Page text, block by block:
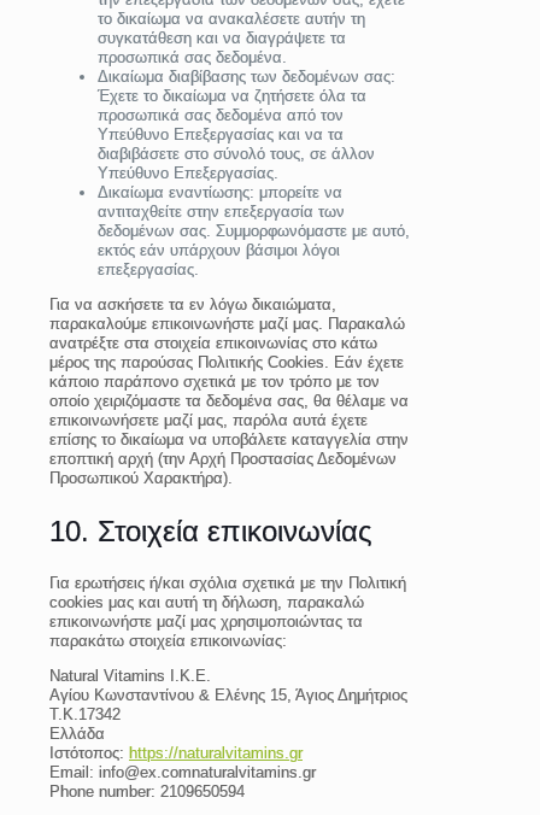
το δικαίωμα να ανακαλέσετε αυτήν τη
συγκατάθεση και να διαγράψετε τα
προσωπικά σας δεδομένα.
Δικαίωμα διαβίβασης των δεδομένων σας:
Έχετε το δικαίωμα να ζητήσετε όλα τα
προσωπικά σας δεδομένα από τον
Υπεύθυνο Επεξεργασίας και να τα
διαβιβάσετε στο σύνολό τους, σε άλλον
Υπεύθυνο Επεξεργασίας.
Δικαίωμα εναντίωσης: μπορείτε να
αντιταχθείτε στην επεξεργασία των
δεδομένων σας. Συμμορφωνόμαστε με αυτό,
εκτός εάν υπάρχουν βάσιμοι λόγοι
επεξεργασίας.
Για να ασκήσετε τα εν λόγω δικαιώματα,
παρακαλούμε επικοινωνήστε μαζί μας. Παρακαλώ
ανατρέξτε στα στοιχεία επικοινωνίας στο κάτω
μέρος της παρούσας Πολιτικής Cookies. Εάν έχετε
κάποιο παράπονο σχετικά με τον τρόπο με τον
οποίο χειριζόμαστε τα δεδομένα σας, θα θέλαμε να
επικοινωνήσετε μαζί μας, παρόλα αυτά έχετε
επίσης το δικαίωμα να υποβάλετε καταγγελία στην
εποπτική αρχή (την Αρχή Προστασίας Δεδομένων
Προσωπικού Χαρακτήρα).
10. Στοιχεία επικοινωνίας
Για ερωτήσεις ή/και σχόλια σχετικά με την Πολιτική
cookies μας και αυτή τη δήλωση, παρακαλώ
επικοινωνήστε μαζί μας χρησιμοποιώντας τα
παρακάτω στοιχεία επικοινωνίας:
Natural Vitamins I.K.E.
Αγίου Κωνσταντίνου & Ελένης 15, Άγιος Δημήτριος
Τ.Κ.17342
Ελλάδα
Ιστότοπος: https://naturalvitamins.gr
Email: info@ex.comnaturalvitamins.gr
Phone number: 2109650594